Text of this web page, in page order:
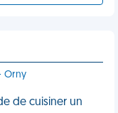
Orny
de cuisiner un